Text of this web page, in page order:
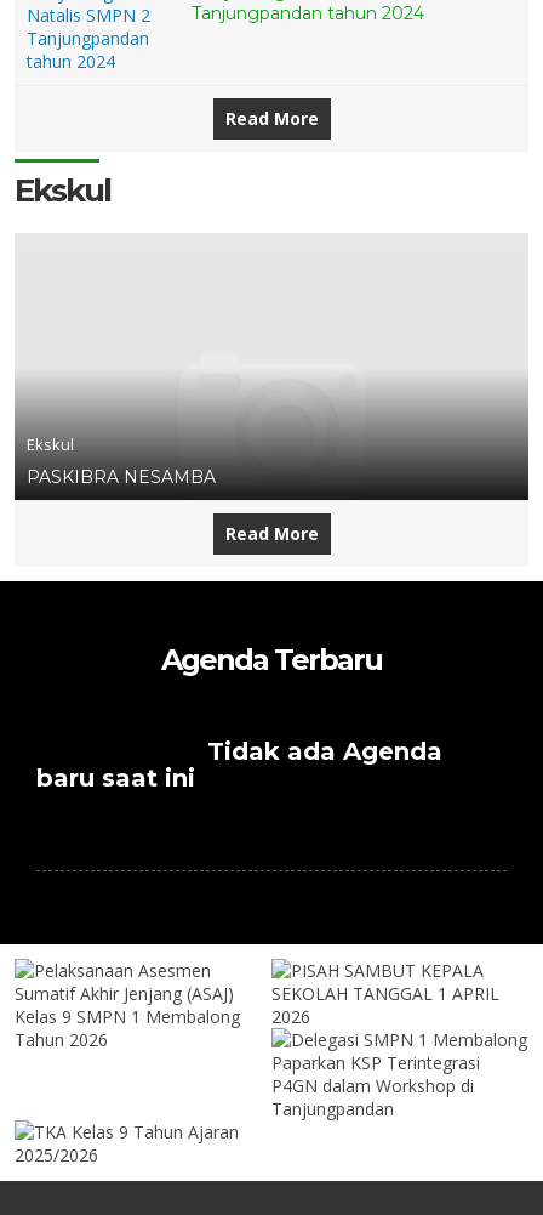
Tanjungpandan tahun 2024
Read More
Ekskul
Ekskul
PASKIBRA NESAMBA
Read More
Agenda Terbaru
Tidak ada Agenda
baru saat ini